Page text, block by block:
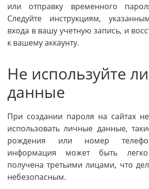
или отправку временного
Следуйте инструкциям,
входа в вашу учетную запись, и
к вашему аккаунту.
Не используйте
данные
При создании пароля на сайтах
использовать личные данные,
рождения или номер
информация может быть
получена третьими лицами, что
небезопасным.